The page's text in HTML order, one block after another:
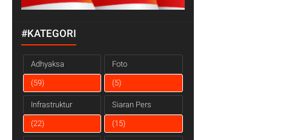
#KATEGORI
Adhyaksa
(59)
Foto
(5)
Infrastruktur
(22)
Siaran Pers
(15)